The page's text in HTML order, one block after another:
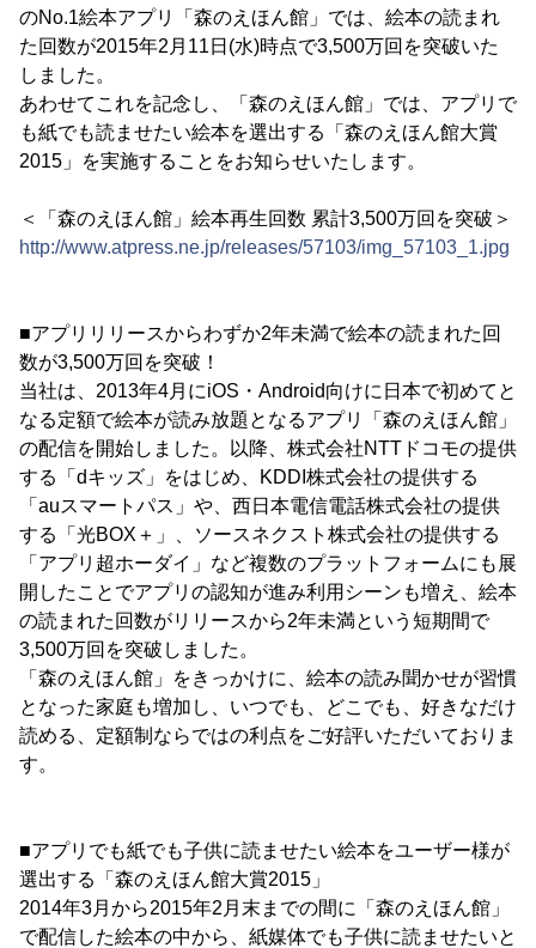
のNo.1絵本アプリ「森のえほん館」では、絵本の読まれ
た回数が2015年2月11日(水)時点で3,500万回を突破いた
しました。
あわせてこれを記念し、「森のえほん館」では、アプリで
も紙でも読ませたい絵本を選出する「森のえほん館大賞
2015」を実施することをお知らせいたします。
＜「森のえほん館」絵本再生回数 累計3,500万回を突破＞
http://www.atpress.ne.jp/releases/57103/img_57103_1.jpg
■アプリリリースからわずか2年未満で絵本の読まれた回
数が3,500万回を突破！
当社は、2013年4月にiOS・Android向けに日本で初めてと
なる定額で絵本が読み放題となるアプリ「森のえほん館」
の配信を開始しました。以降、株式会社NTTドコモの提供
する「dキッズ」をはじめ、KDDI株式会社の提供する
「auスマートパス」や、西日本電信電話株式会社の提供
する「光BOX＋」、ソースネクスト株式会社の提供する
「アプリ超ホーダイ」など複数のプラットフォームにも展
開したことでアプリの認知が進み利用シーンも増え、絵本
の読まれた回数がリリースから2年未満という短期間で
3,500万回を突破しました。
「森のえほん館」をきっかけに、絵本の読み聞かせが習慣
となった家庭も増加し、いつでも、どこでも、好きなだけ
読める、定額制ならではの利点をご好評いただいておりま
す。
■アプリでも紙でも子供に読ませたい絵本をユーザー様が
選出する「森のえほん館大賞2015」
2014年3月から2015年2月末までの間に「森のえほん館」
で配信した絵本の中から、紙媒体でも子供に読ませたいと